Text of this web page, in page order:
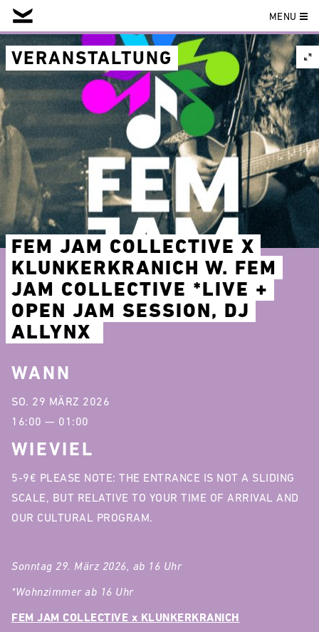
Skip
to
content
MENU
VERANSTALTUNG
FEM JAM COLLECTIVE X
KLUNKERKRANICH W. FEM
JAM COLLECTIVE *LIVE +
OPEN JAM SESSION, DJ
ALLYNX
Sonntag 29. März 2026, ab 16 Uhr
*Wohnzimmer ab 16 Uhr
FEM JAM COLLECTIVE x KLUNKERKRANICH
WANN
SO. 29 MÄRZ 2026
16:00 — 01:00
WIEVIEL
5-9€ PLEASE NOTE: THE ENTRANCE IS NOT A SLIDING
SCALE, BUT RELATIVE TO YOUR TIME OF ARRIVAL AND
OUR CULTURAL PROGRAM.